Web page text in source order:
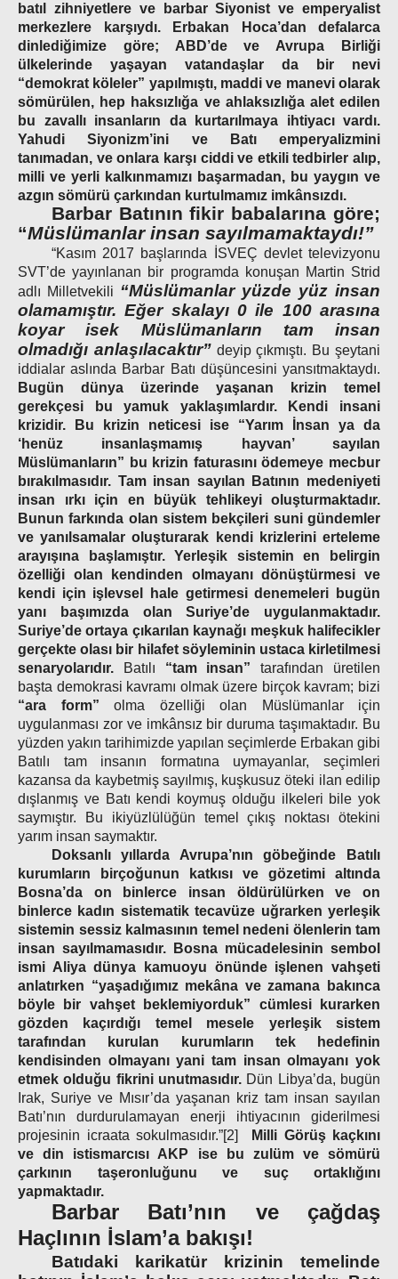
batıl zihniyetlere ve barbar Siyonist ve emperyalist
merkezlere karşıydı. Erbakan Hoca’dan defalarca
dinlediğimize göre; ABD’de ve Avrupa Birliği
ülkelerinde yaşayan vatandaşlar da bir nevi
“demokrat köleler” yapılmıştı, maddi ve manevi olarak
sömürülen, hep haksızlığa ve ahlaksızlığa alet edilen
bu zavallı insanların da kurtarılmaya ihtiyacı vardı.
Yahudi Siyonizm’ini ve Batı emperyalizmini
tanımadan, ve onlara karşı ciddi ve etkili tedbirler alıp,
milli ve yerli kalkınmamızı başarmadan, bu yaygın ve
azgın sömürü çarkından kurtulmamız imkânsızdı.
Barbar Batının fikir babalarına göre;
“Müslümanlar insan sayılmamaktaydı!”
“Kasım 2017 başlarında İSVEÇ devlet televizyonu
SVT’de yayınlanan bir programda konuşan Martin Strid
adlı Milletvekili “Müslümanlar yüzde yüz insan
olamamıştır. Eğer skalayı 0 ile 100 arasına
koyar isek Müslümanların tam insan
olmadığı anlaşılacaktır” deyip çıkmıştı. Bu şeytani
iddialar aslında Barbar Batı düşüncesini yansıtmaktaydı.
Bugün dünya üzerinde yaşanan krizin temel
gerekçesi bu yamuk yaklaşımlardır. Kendi insani
krizidir. Bu krizin neticesi ise “Yarım İnsan ya da
‘henüz insanlaşmamış hayvan’ sayılan
Müslümanların” bu krizin faturasını ödemeye mecbur
bırakılmasıdır. Tam insan sayılan Batının medeniyeti
insan ırkı için en büyük tehlikeyi oluşturmaktadır.
Bunun farkında olan sistem bekçileri suni gündemler
ve yanılsamalar oluşturarak kendi krizlerini erteleme
arayışına başlamıştır. Yerleşik sistemin en belirgin
özelliği olan kendinden olmayanı dönüştürmesi ve
kendi için işlevsel hale getirmesi denemeleri bugün
yanı başımızda olan Suriye’de uygulanmaktadır.
Suriye’de ortaya çıkarılan kaynağı meşkuk halifecikler
gerçekte olası bir hilafet söyleminin ustaca kirletilmesi
senaryolarıdır. Batılı “tam insan” tarafından üretilen
başta demokrasi kavramı olmak üzere birçok kavram; bizi
“ara form” olma özelliği olan Müslümanlar için
uygulanması zor ve imkânsız bir duruma taşımaktadır. Bu
yüzden yakın tarihimizde yapılan seçimlerde Erbakan gibi
Batılı tam insanın formatına uymayanlar, seçimleri
kazansa da kaybetmiş sayılmış, kuşkusuz öteki ilan edilip
dışlanmış ve Batı kendi koymuş olduğu ilkeleri bile yok
saymıştır. Bu ikiyüzlülüğün temel çıkış noktası ötekini
yarım insan saymaktır.
Doksanlı yıllarda Avrupa’nın göbeğinde Batılı
kurumların birçoğunun katkısı ve gözetimi altında
Bosna’da on binlerce insan öldürülürken ve on
binlerce kadın sistematik tecavüze uğrarken yerleşik
sistemin sessiz kalmasının temel nedeni ölenlerin tam
insan sayılmamasıdır. Bosna mücadelesinin sembol
ismi Aliya dünya kamuoyu önünde işlenen vahşeti
anlatırken “yaşadığımız mekâna ve zamana bakınca
böyle bir vahşet beklemiyorduk” cümlesi kurarken
gözden kaçırdığı temel mesele yerleşik sistem
tarafından kurulan kurumların tek hedefinin
kendisinden olmayanı yani tam insan olmayanı yok
etmek olduğu fikrini unutmasıdır. Dün Libya’da, bugün
Irak, Suriye ve Mısır’da yaşanan kriz tam insan sayılan
Batı’nın durdurulamayan enerji ihtiyacının giderilmesi
projesinin icraata sokulmasıdır.”[2]
Milli Görüş kaçkını
ve din istismarcısı AKP ise bu zulüm ve sömürü
çarkının taşeronluğunu ve suç ortaklığını
yapmaktadır.
Barbar Batı’nın ve çağdaş
Haçlının İslam’a bakışı!
Batıdaki karikatür krizinin temelinde